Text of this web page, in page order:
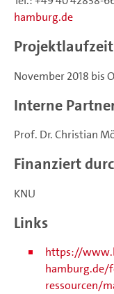
hamburg.de
Projektlaufzeit
November 2018 bis
Interne
Prof. Dr. Christian
Finanziert
KNU
Links
https://
hamburg.de/
ressourcen/